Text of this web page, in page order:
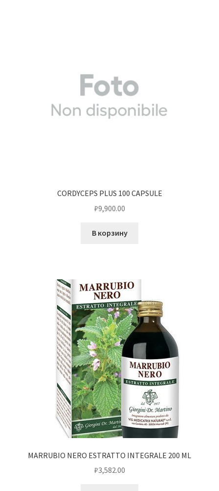
CORDYCEPS PLUS 100 CAPSULE
₽9,900.00
В корзину
MARRUBIO NERO ESTRATTO INTEGRALE 200 ML
₽3,582.00